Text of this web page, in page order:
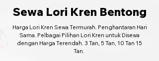
Sewa Lori Kren Bentong
Harga Lori Kren Sewa Termurah. Penghantaran Hari
Sama. Pelbagai Pilihan Lori Kren untuk Disewa
dengan Harga Terendah. 3 Tan, 5 Tan, 10 Tan 15
Tan.